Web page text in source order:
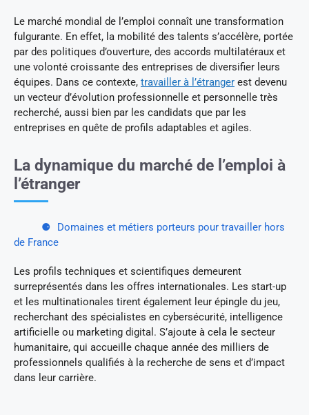
Le marché mondial de l’emploi connaît une transformation
fulgurante. En effet, la mobilité des talents s’accélère, portée
par des politiques d’ouverture, des accords multilatéraux et
une volonté croissante des entreprises de diversifier leurs
équipes. Dans ce contexte, travailler à l’étranger est devenu
un vecteur d’évolution professionnelle et personnelle très
recherché, aussi bien par les candidats que par les
entreprises en quête de profils adaptables et agiles.
La dynamique du marché de l’emploi à
l’étranger
Domaines et métiers porteurs pour travailler hors
de France
Les profils techniques et scientifiques demeurent
surreprésentés dans les offres internationales. Les start-up
et les multinationales tirent également leur épingle du jeu,
recherchant des spécialistes en cybersécurité, intelligence
artificielle ou marketing digital. S’ajoute à cela le secteur
humanitaire, qui accueille chaque année des milliers de
professionnels qualifiés à la recherche de sens et d’impact
dans leur carrière.